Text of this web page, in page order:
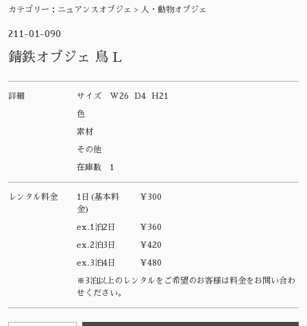
カテゴリー： ニュアンスオブジェ > 人・動物オブジェ
211-01-090
錆鉄オブジェ 鳥 L
詳細 サイズ W26 D4 H21
色
素材
その他
在庫数 1
レンタル料金
1日(基本料
金)
¥300
ex.1泊2日 ¥360
ex.2泊3日 ¥420
ex.3泊4日 ¥480
※3泊以上のレンタルをご希望のお客様は料金をお問い合わ
せください。